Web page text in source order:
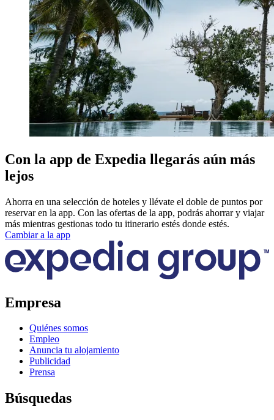
Con la app de Expedia llegarás aún más
lejos
Ahorra en una selección de hoteles y llévate el doble de puntos por
reservar en la app. Con las ofertas de la app, podrás ahorrar y viajar
más mientras gestionas todo tu itinerario estés donde estés.
Cambiar a la app
Empresa
Quiénes somos
Empleo
Anuncia tu alojamiento
Publicidad
Prensa
Búsquedas